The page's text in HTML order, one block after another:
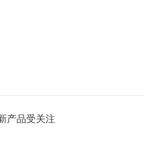
产品受关注059586835288